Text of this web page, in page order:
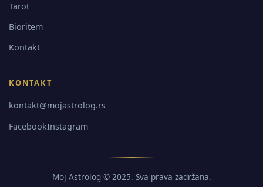
Tarot
Bioritem
Kontakt
KONTAKT
kontakt@mojastrolog.rs
FacebookInstagram
Moj Astrolog © 2025. Sva prava zadržana.